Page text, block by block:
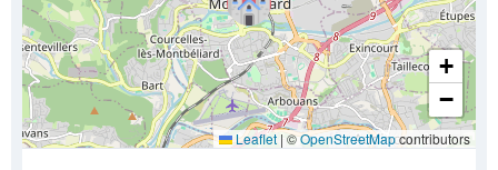
+
−
Leaflet |©OpenStreetMapcontributors